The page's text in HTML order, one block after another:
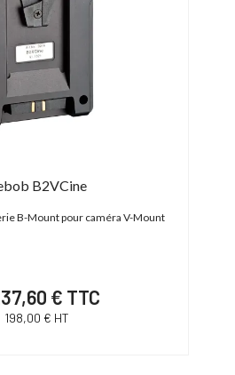
B2VCine
B-Mount pour caméra V-Mount
€ TTC
198,00 € HT